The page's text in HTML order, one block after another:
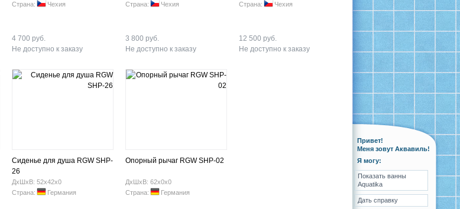
Страна:
Чехия
4 700 руб.
Не доступно к заказу
Страна:
Чехия
3 800 руб.
Не доступно к заказу
Страна:
Чехия
12 500 руб.
Не доступно к заказу
Сиденье для душа RGW SHP-
26
ДхШхВ: 52х42х0
Страна:
Германия
Опорный рычаг RGW SHP-02
ДхШхВ: 62х0х0
Страна:
Германия
Привет!
Меня зовут Аквавиль!
Я могу:
Показать ванны
Aquatika
Дать справку